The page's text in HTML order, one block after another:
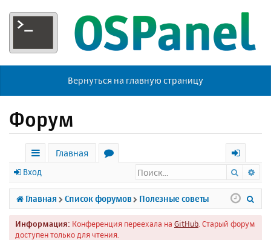
Вернуться на главную страницу
Форум
с
ы
л
к
Главная
р
у
м
х
о
д
Вход Поиск
Главная Список форумов Полезные советы
Информация: Конференция переехала на GitHub . Старый форум
доступен только для чтения.